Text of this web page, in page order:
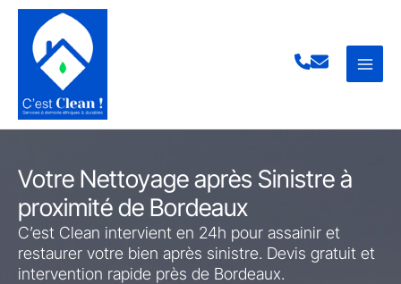
Aller
contenu
Votre Nettoyage après Sinistre à
proximité de Bordeaux
C’est Clean intervient en 24h pour assainir et
restaurer votre bien après sinistre. Devis gratuit et
intervention rapide près de Bordeaux.